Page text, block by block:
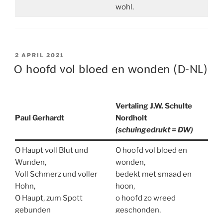
wohl.
POSTED
ON
2 APRIL 2021
O hoofd vol bloed en wonden (D-NL)
Paul Gerhardt
Vertaling J.W. Schulte
Nordholt
(schuingedrukt = DW)
O Haupt voll Blut und
Wunden,
Voll Schmerz und voller
Hohn,
O Haupt, zum Spott
gebunden
O hoofd vol bloed en
wonden,
bedekt met smaad en
hoon,
o hoofd zo wreed
geschonden,